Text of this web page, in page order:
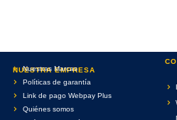
NUESTRA EMPRESA
Nuestras Marcas
Políticas de garantía
Link de pago Webpay Plus
Quiénes somos